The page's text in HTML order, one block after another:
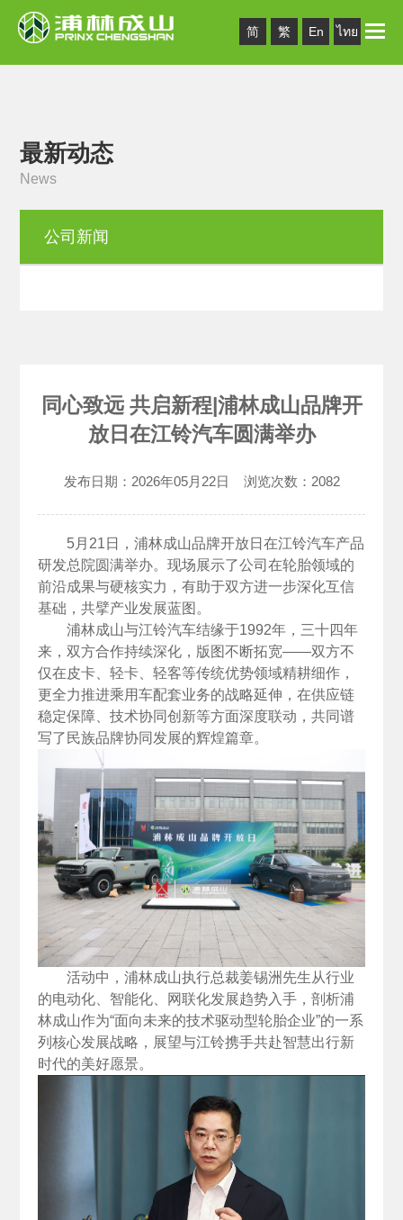
简 繁 En ไทย Toggle
最新动态
News
公司新闻
同心致远 共启新程|浦林成山品牌开
放日在江铃汽车圆满举办
发布日期： 2026年05月22日 浏览次数： 2082
5月21日，浦林成山品牌开放日在江铃汽车产品
研发总院圆满举办。现场展示了公司在轮胎领域的
前沿成果与硬核实力，有助于双方进一步深化互信
基础，共擘产业发展蓝图。
浦林成山与江铃汽车结缘于1992年，三十四年
来，双方合作持续深化，版图不断拓宽——双方不
仅在皮卡、轻卡、轻客等传统优势领域精耕细作，
更全力推进乘用车配套业务的战略延伸，在供应链
稳定保障、技术协同创新等方面深度联动，共同谱
写了民族品牌协同发展的辉煌篇章。
活动中，浦林成山执行总裁姜锡洲先生从行业
的电动化、智能化、网联化发展趋势入手，剖析浦
林成山作为“面向未来的技术驱动型轮胎企业”的一系
列核心发展战略，展望与江铃携手共赴智慧出行新
时代的美好愿景。